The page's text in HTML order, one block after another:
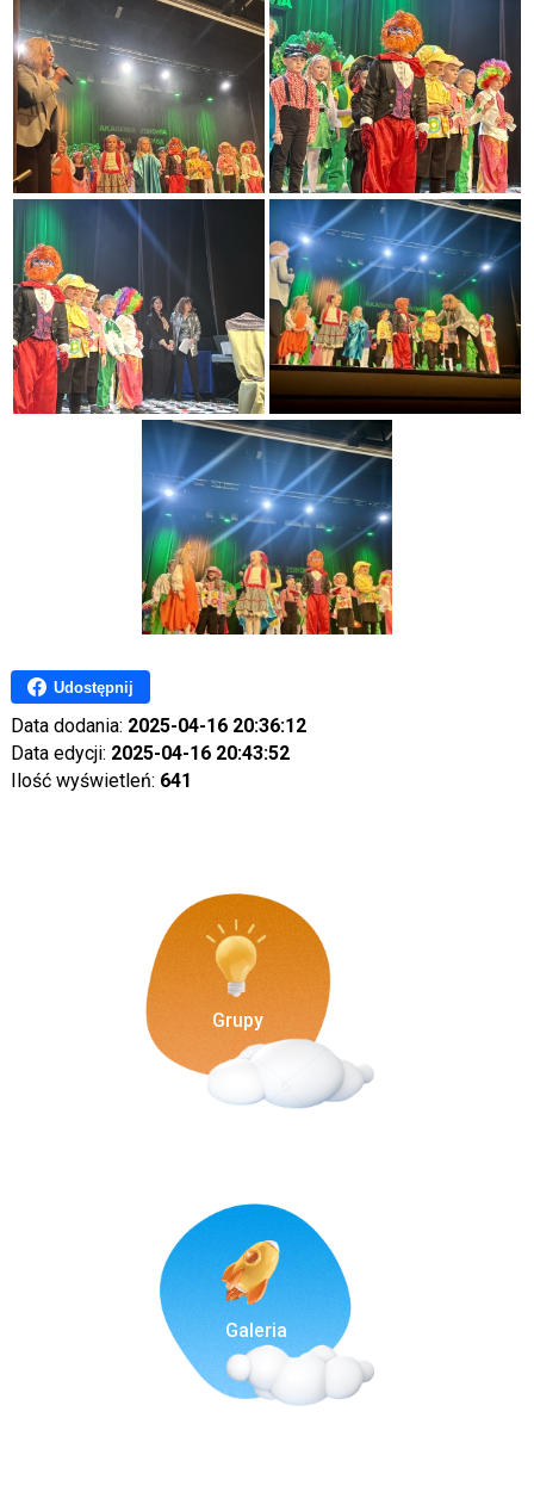
Udostępnij
Data dodania: 2025-04-16 20:36:12
Data edycji: 2025-04-16 20:43:52
Ilość wyświetleń: 641
Grupy
Galeria